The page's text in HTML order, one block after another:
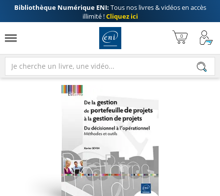
Bibliothèque Numérique ENI: Tous nos livres & vidéos en accès
illimité !Cliquez ici